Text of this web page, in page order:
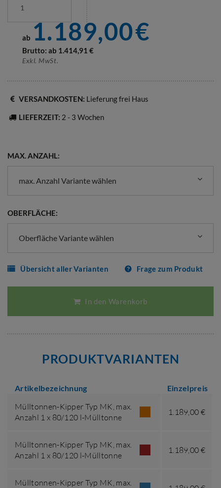
ab 1.189,00€
Brutto: ab 1.414,91 €
Exkl. MwSt.
VERSANDKOSTEN: Lieferung frei Haus
LIEFERZEIT: 2 - 3 Wochen
MAX. ANZAHL:
max. Anzahl Variante wählen
OBERFLÄCHE:
Oberfläche Variante wählen
Übersicht aller Varianten Frage zum Produkt
In den Warenkorb
PRODUKTVARIANTEN
Artikelbezeichnung Einzelpreis
Mülltonnen-Kipper Typ MK, max.
Anzahl 1 x 80/120 l-Mülltonne
1.189,00 €
Mülltonnen-Kipper Typ MK, max.
Anzahl 1 x 80/120 l-Mülltonne
1.189,00 €
Mülltonnen-Kipper Typ MK, max.